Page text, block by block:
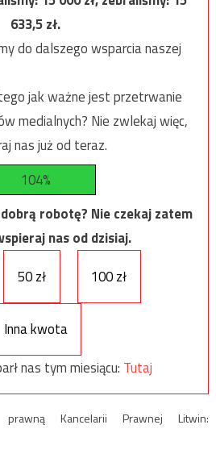
633,5zł.
do dalszego wsparcia naszej
jak ważne jest przetrwanie
medialnych? Nie zwlekaj więc,
nas już od teraz.
104%
robotę? Nie czekaj zatem
nas od dzisiaj.
50 zł 100 zł
Inna kwota
nas tym miesiącu: Tutaj
Kancelarii Prawnej Litwin: